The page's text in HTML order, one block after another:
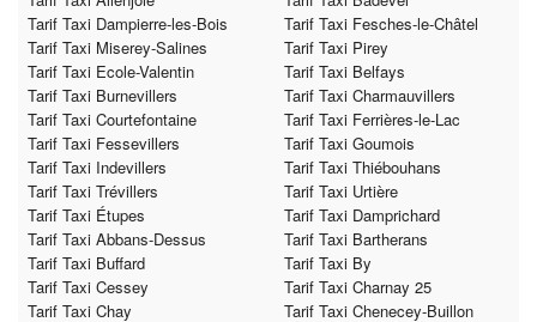
Tarif Taxi Dampierre-les-Bois
Tarif Taxi Fesches-le-Châtel
Tarif Taxi Miserey-Salines
Tarif Taxi Pirey
Tarif Taxi Ecole-Valentin
Tarif Taxi Belfays
Tarif Taxi Burnevillers
Tarif Taxi Charmauvillers
Tarif Taxi Courtefontaine
Tarif Taxi Ferrières-le-Lac
Tarif Taxi Fessevillers
Tarif Taxi Goumois
Tarif Taxi Indevillers
Tarif Taxi Thiébouhans
Tarif Taxi Trévillers
Tarif Taxi Urtière
Tarif Taxi Étupes
Tarif Taxi Damprichard
Tarif Taxi Abbans-Dessus
Tarif Taxi Bartherans
Tarif Taxi Buffard
Tarif Taxi By
Tarif Taxi Cessey
Tarif Taxi Charnay 25
Tarif Taxi Chay
Tarif Taxi Chenecey-Buillon